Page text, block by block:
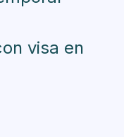
visa en